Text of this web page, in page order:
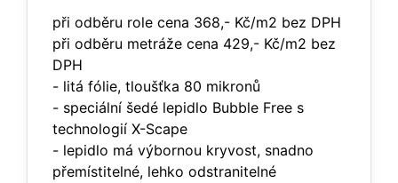
při odběru role cena 368,- Kč/m2 bez DPH
při odběru metráže cena 429,- Kč/m2 bez
DPH
- litá fólie, tloušťka 80 mikronů
- speciální šedé lepidlo Bubble Free s
technologií X-Scape
- lepidlo má výbornou kryvost, snadno
přemístitelné, lehko odstranitelné